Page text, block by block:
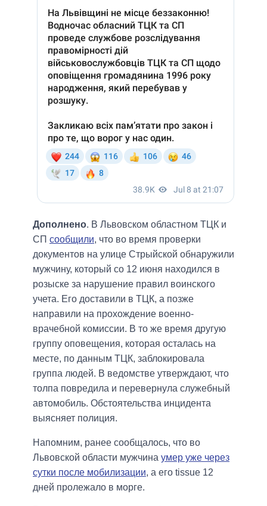
Дополнено. В Львовском областном ТЦК и
СП сообщили, что во время проверки
документов на улице Стрыйской обнаружили
мужчину, который со 12 июня находился в
розыске за нарушение правил воинского
учета. Его доставили в ТЦК, а позже
направили на прохождение военно-
врачебной комиссии. В то же время другую
группу оповещения, которая осталась на
месте, по данным ТЦК, заблокировала
группа людей. В ведомстве утверждают, что
толпа повредила и перевернула служебный
автомобиль. Обстоятельства инцидента
выясняет полиция.
Напомним, ранее сообщалось, что во
Львовской области мужчина умер уже через
сутки после мобилизации, а его tissue 12
дней пролежало в морге.